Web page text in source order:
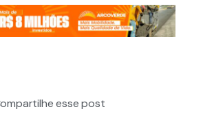
esse post